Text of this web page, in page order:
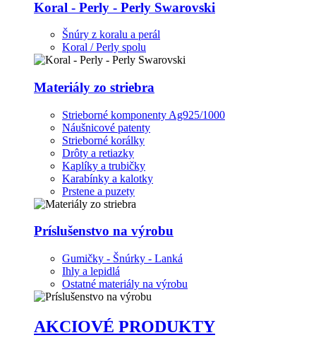
Koral - Perly - Perly Swarovski
Šnúry z koralu a perál
Koral / Perly spolu
Materiály zo striebra
Strieborné komponenty Ag925/1000
Náušnicové patenty
Strieborné korálky
Drôty a retiazky
Kaplíky a trubičky
Karabínky a kalotky
Prstene a puzety
Príslušenstvo na výrobu
Gumičky - Šnúrky - Lanká
Ihly a lepidlá
Ostatné materiály na výrobu
AKCIOVÉ PRODUKTY